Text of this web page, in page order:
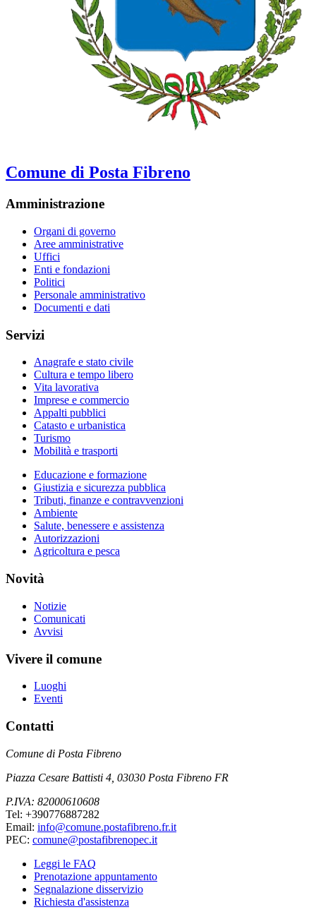
Comune di Posta Fibreno
Amministrazione
Organi di governo
Aree amministrative
Uffici
Enti e fondazioni
Politici
Personale amministrativo
Documenti e dati
Servizi
Anagrafe e stato civile
Cultura e tempo libero
Vita lavorativa
Imprese e commercio
Appalti pubblici
Catasto e urbanistica
Turismo
Mobilità e trasporti
Educazione e formazione
Giustizia e sicurezza pubblica
Tributi, finanze e contravvenzioni
Ambiente
Salute, benessere e assistenza
Autorizzazioni
Agricoltura e pesca
Novità
Notizie
Comunicati
Avvisi
Vivere il comune
Luoghi
Eventi
Contatti
Comune di Posta Fibreno
Piazza Cesare Battisti 4, 03030 Posta Fibreno FR
P.IVA: 82000610608
Tel: +390776887282
Email: info@comune.postafibreno.fr.it
PEC: comune@postafibrenopec.it
Leggi le FAQ
Prenotazione appuntamento
Segnalazione disservizio
Richiesta d'assistenza